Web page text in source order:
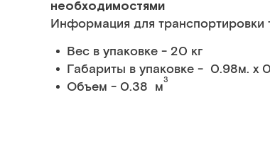
необходимостями
Информация для транспортировки
Вес в упаковке - 20 кг
Габариты в упаковке - 0.98м. x
Объем - 0.38 м3